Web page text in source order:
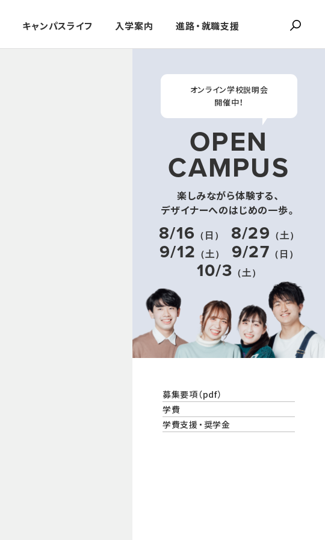
キャンパスライフ 入学案内 進路・就職支援
オンライン学校説明会
開催中！
OPEN
CAMPUS
楽しみながら体験する、
デザイナーへのはじめの一歩。
8/16 （日） 8/29 （土）
9/12 （土） 9/27 （日）
10/3 （土）
募集要項（pdf）
学費
学費支援・奨学金